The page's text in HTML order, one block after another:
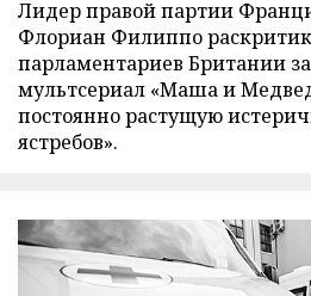
Лидер правой партии
Флориан Филиппо
парламентариев Британии
мультсериал «Маша и
постоянно растущую
ястребов».